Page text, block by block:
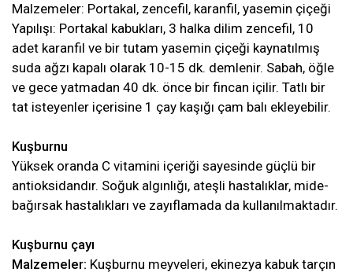
Malzemeler: Portakal, zencefil, karanfil, yasemin çiçeği
Yapılışı: Portakal kabukları, 3 halka dilim zencefil, 10
adet karanfil ve bir tutam yasemin çiçeği kaynatılmış
suda ağzı kapalı olarak 10-15 dk. demlenir. Sabah, öğle
ve gece yatmadan 40 dk. önce bir fincan içilir. Tatlı bir
tat isteyenler içerisine 1 çay kaşığı çam balı ekleyebilir.
Kuşburnu
Yüksek oranda C vitamini içeriği sayesinde güçlü bir
antioksidandır. Soğuk algınlığı, ateşli hastalıklar, mide-
bağırsak hastalıkları ve zayıflamada da kullanılmaktadır.
Kuşburnu çayı
Malzemeler: Kuşburnu meyveleri, ekinezya kabuk tarçın